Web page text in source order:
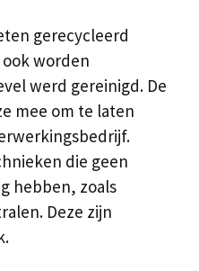
gerecycleerd
worden
werd gereinigd. De
mee om te laten
die geen
hebben, zoals
Deze zijn